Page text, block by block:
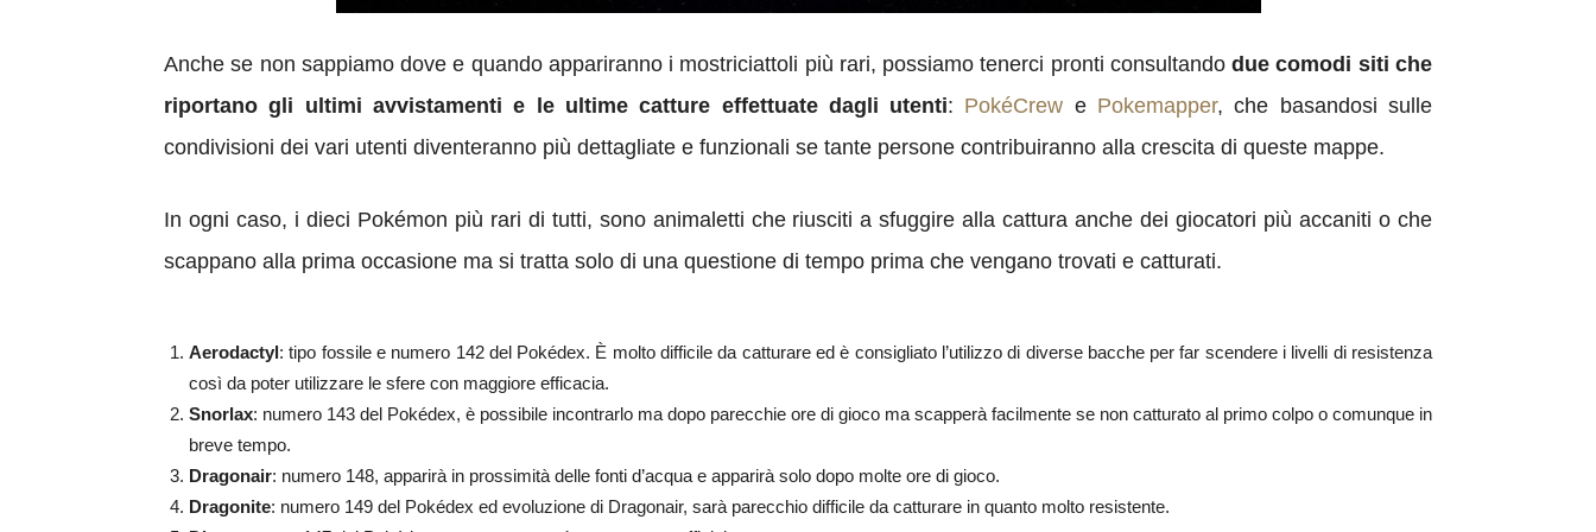
Anche se non sappiamo dove e quando appariranno i mostriciattoli più rari, possiamo tenerci pronti consultandodue comodi siti che
riportano gli ultimi avvistamenti e le ultime catture effettuate dagli utenti: PokéCrew e Pokemapper, che basandosi sulle
condivisioni dei vari utenti diventeranno più dettagliate e funzionali se tante persone contribuiranno alla crescita di queste mappe.
In ogni caso, i dieci Pokémon più rari di tutti, sono animaletti che riusciti a sfuggire alla cattura anche dei giocatori più accaniti o che
scappano alla prima occasione ma si tratta solo di una questione di tempo prima che vengano trovati e catturati.
Aerodactyl: tipo fossile e numero 142 del Pokédex. È molto difficile da catturare ed è consigliato l’utilizzo di diverse bacche per far scendere i livelli di resistenza
così da poter utilizzare le sfere con maggiore efficacia.
Snorlax: numero 143 del Pokédex, è possibile incontrarlo ma dopo parecchie ore di gioco ma scapperà facilmente se non catturato al primo colpo o comunque in
breve tempo.
Dragonair: numero 148, apparirà in prossimità delle fonti d’acqua e apparirà solo dopo molte ore di gioco.
Dragonite: numero 149 del Pokédex ed evoluzione di Dragonair, sarà parecchio difficile da catturare in quanto molto resistente.